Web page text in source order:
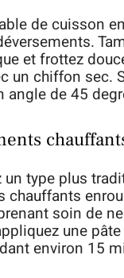
de cuisson
et frottez
un chiffon sec.
angle de 45
un type plus
chauffants
soin de
une
environ 15